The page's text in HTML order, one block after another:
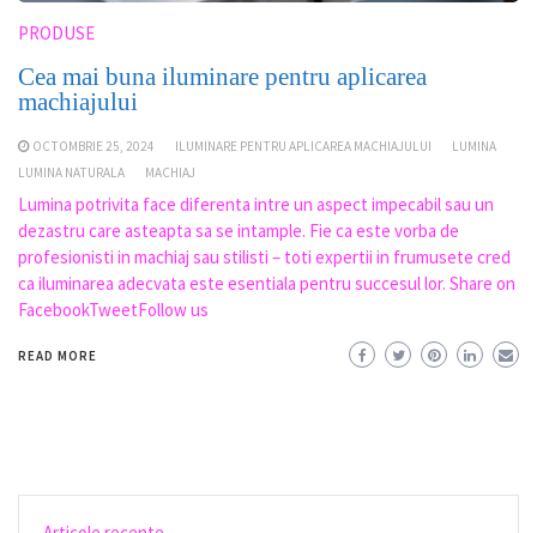
PRODUSE
Cea mai buna iluminare pentru aplicarea
machiajului
OCTOMBRIE 25, 2024 ILUMINARE PENTRU APLICAREA MACHIAJULUI
LUMINA
LUMINA NATURALA
MACHIAJ
Lumina potrivita face diferenta intre un aspect impecabil sau un
dezastru care asteapta sa se intample. Fie ca este vorba de
profesionisti in machiaj sau stilisti – toti expertii in frumusete cred
ca iluminarea adecvata este esentiala pentru succesul lor. Share on
FacebookTweetFollow us
READ MORE